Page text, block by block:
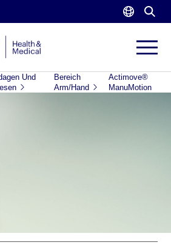
Und
Bereich
Arm/Hand
Actimove®
ManuMotion